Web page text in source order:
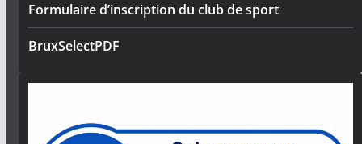
Formulaire d’inscription du club de sport
BruxSelectPDF